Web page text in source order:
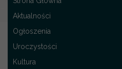
Aktualności
Ogłoszenia
Uroczystości
Kultura